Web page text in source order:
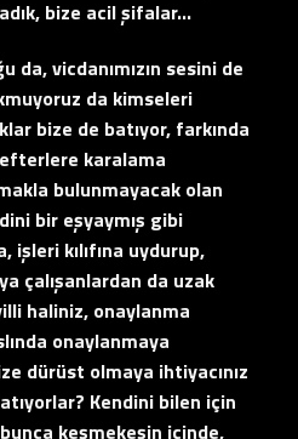
bize acil şifalar…
da, vicdanımızın sesini de
da kimseleri
bize de batıyor, farkında
karalama
bulunmayacak olan
bir eşyaymış gibi
işleri kılıfına uydurup,
çalışanlardan da uzak
haliniz, onaylanma
onaylanmaya
dürüst olmaya ihtiyacınız
Kendini bilen için
keşmekeşin içinde,